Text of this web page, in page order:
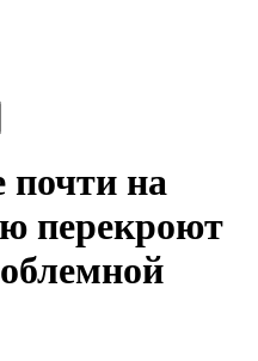
почти на
перекроют